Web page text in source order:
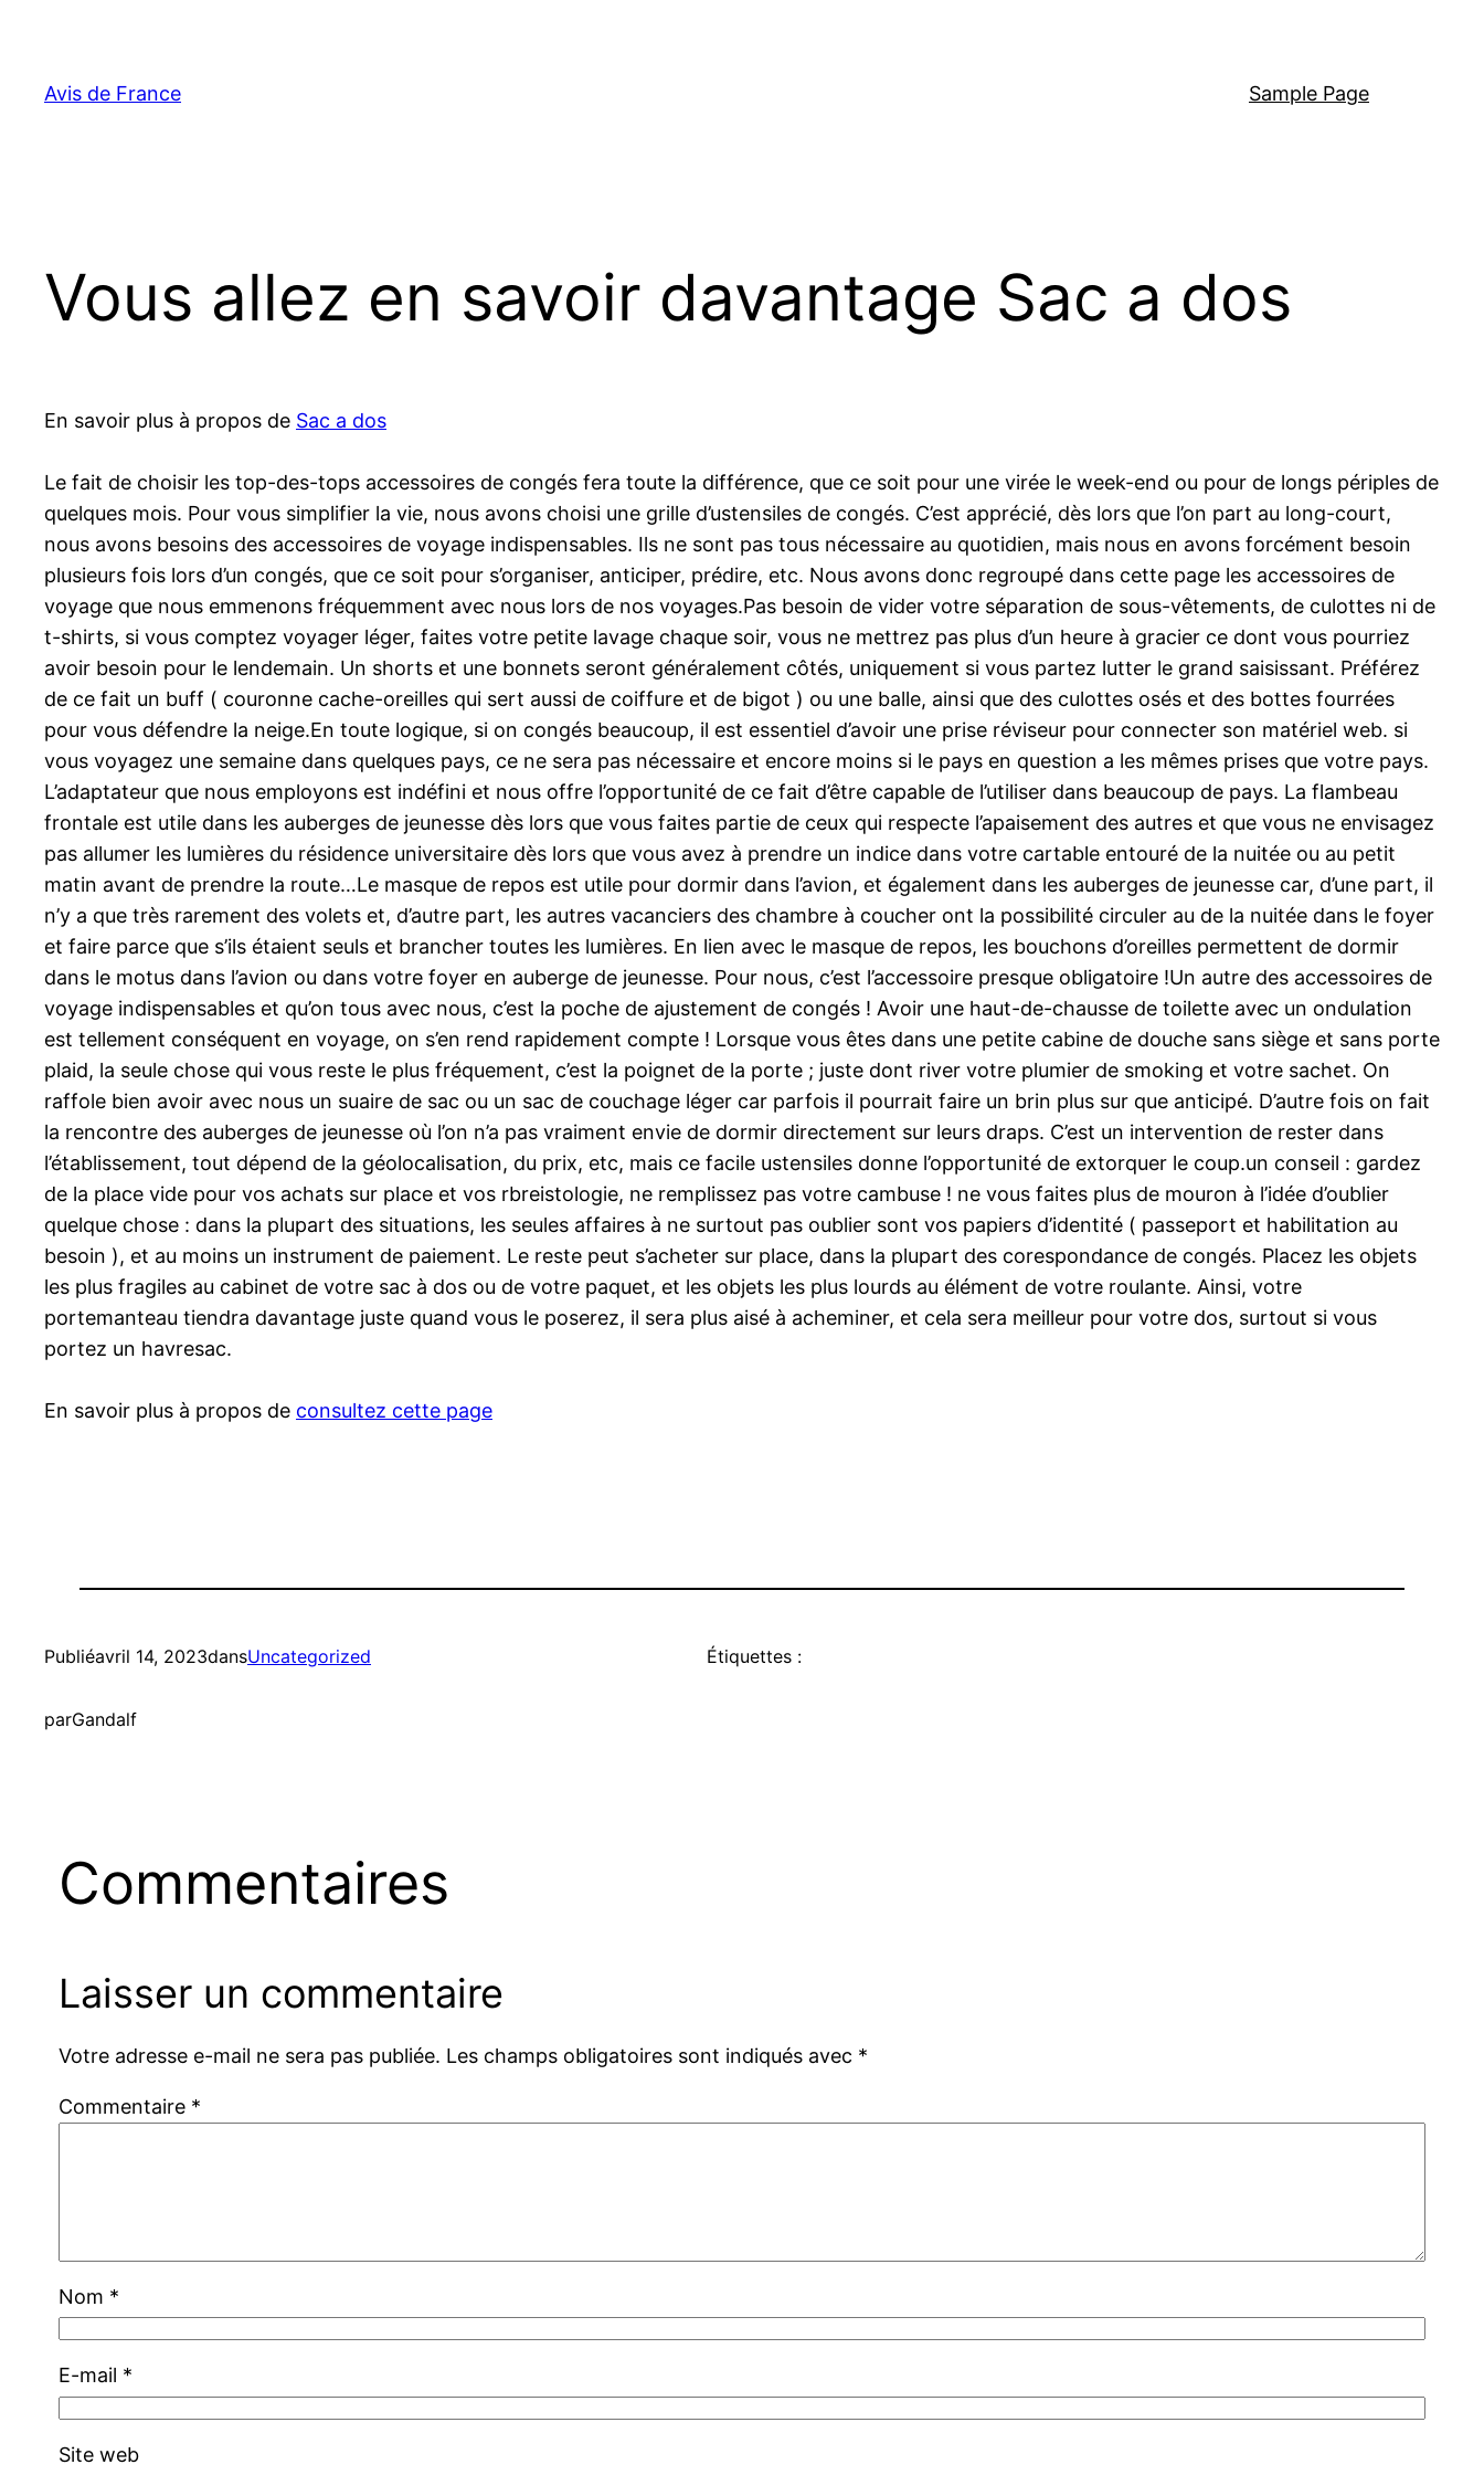
contenu
Avis de France Sample Page
Vous allez en savoir davantage Sac a dos
En savoir plus à propos de Sac a dos
Le fait de choisir les top-des-tops accessoires de congés fera toute la différence, que ce soit pour une virée le week-end ou pour de longs périples de
quelques mois. Pour vous simplifier la vie, nous avons choisi une grille d’ustensiles de congés. C’est apprécié, dès lors que l’on part au long-court,
nous avons besoins des accessoires de voyage indispensables. Ils ne sont pas tous nécessaire au quotidien, mais nous en avons forcément besoin
plusieurs fois lors d’un congés, que ce soit pour s’organiser, anticiper, prédire, etc. Nous avons donc regroupé dans cette page les accessoires de
voyage que nous emmenons fréquemment avec nous lors de nos voyages.Pas besoin de vider votre séparation de sous-vêtements, de culottes ni de
t-shirts, si vous comptez voyager léger, faites votre petite lavage chaque soir, vous ne mettrez pas plus d’un heure à gracier ce dont vous pourriez
avoir besoin pour le lendemain. Un shorts et une bonnets seront généralement côtés, uniquement si vous partez lutter le grand saisissant. Préférez
de ce fait un buff ( couronne cache-oreilles qui sert aussi de coiffure et de bigot ) ou une balle, ainsi que des culottes osés et des bottes fourrées
pour vous défendre la neige.En toute logique, si on congés beaucoup, il est essentiel d’avoir une prise réviseur pour connecter son matériel web. si
vous voyagez une semaine dans quelques pays, ce ne sera pas nécessaire et encore moins si le pays en question a les mêmes prises que votre pays.
L’adaptateur que nous employons est indéfini et nous offre l’opportunité de ce fait d’être capable de l’utiliser dans beaucoup de pays. La flambeau
frontale est utile dans les auberges de jeunesse dès lors que vous faites partie de ceux qui respecte l’apaisement des autres et que vous ne envisagez
pas allumer les lumières du résidence universitaire dès lors que vous avez à prendre un indice dans votre cartable entouré de la nuitée ou au petit
matin avant de prendre la route…Le masque de repos est utile pour dormir dans l’avion, et également dans les auberges de jeunesse car, d’une part, il
n’y a que très rarement des volets et, d’autre part, les autres vacanciers des chambre à coucher ont la possibilité circuler au de la nuitée dans le foyer
et faire parce que s’ils étaient seuls et brancher toutes les lumières. En lien avec le masque de repos, les bouchons d’oreilles permettent de dormir
dans le motus dans l’avion ou dans votre foyer en auberge de jeunesse. Pour nous, c’est l’accessoire presque obligatoire !Un autre des accessoires de
voyage indispensables et qu’on tous avec nous, c’est la poche de ajustement de congés ! Avoir une haut-de-chausse de toilette avec un ondulation
est tellement conséquent en voyage, on s’en rend rapidement compte ! Lorsque vous êtes dans une petite cabine de douche sans siège et sans porte
plaid, la seule chose qui vous reste le plus fréquement, c’est la poignet de la porte ; juste dont river votre plumier de smoking et votre sachet. On
raffole bien avoir avec nous un suaire de sac ou un sac de couchage léger car parfois il pourrait faire un brin plus sur que anticipé. D’autre fois on fait
la rencontre des auberges de jeunesse où l’on n’a pas vraiment envie de dormir directement sur leurs draps. C’est un intervention de rester dans
l’établissement, tout dépend de la géolocalisation, du prix, etc, mais ce facile ustensiles donne l’opportunité de extorquer le coup.un conseil : gardez
de la place vide pour vos achats sur place et vos rbreistologie, ne remplissez pas votre cambuse ! ne vous faites plus de mouron à l’idée d’oublier
quelque chose : dans la plupart des situations, les seules affaires à ne surtout pas oublier sont vos papiers d’identité ( passeport et habilitation au
besoin ), et au moins un instrument de paiement. Le reste peut s’acheter sur place, dans la plupart des corespondance de congés. Placez les objets
les plus fragiles au cabinet de votre sac à dos ou de votre paquet, et les objets les plus lourds au élément de votre roulante. Ainsi, votre
portemanteau tiendra davantage juste quand vous le poserez, il sera plus aisé à acheminer, et cela sera meilleur pour votre dos, surtout si vous
portez un havresac.
En savoir plus à propos de consultez cette page
Publiéavril 14, 2023dansUncategorized
parGandalf
Étiquettes :
Commentaires
Laisser un commentaire
Votre adresse e-mail ne sera pas publiée. Les champs obligatoires sont indiqués avec *
Commentaire *
Nom *
E-mail *
Site web